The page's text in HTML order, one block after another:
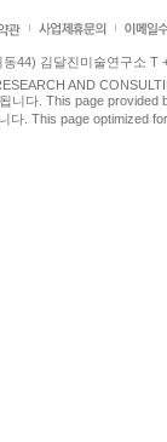
44) 김달진미술연구소 T
AND
니다. This page provided
다. This page optimized